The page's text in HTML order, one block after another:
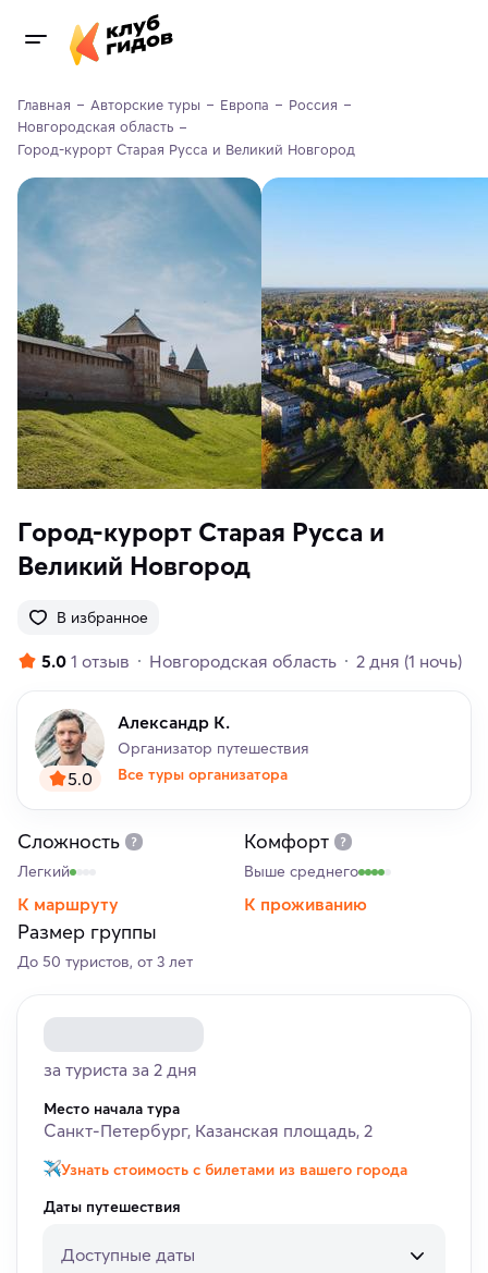
Главная Авторские туры Европа
Россия
Новгородская область
Город-курорт Старая Русса и Великий Новгород
Город-курорт Старая Русса и
Великий Новгород
В избранное
5.0 1 отзыв Новгородская область 2 дня (1 ночь)
5.0
Александр К.
Организатор путешествия
Все туры организатора
Сложность
Легкий
К маршруту
Комфорт
Выше среднего
К проживанию
Размер группы
До 50 туристов, от 3 лет
за туриста за 2 дня
Место начала тура
Санкт-Петербург, Казанская площадь, 2
Узнать стоимость с билетами из вашего города
Даты путешествия
Доступные даты